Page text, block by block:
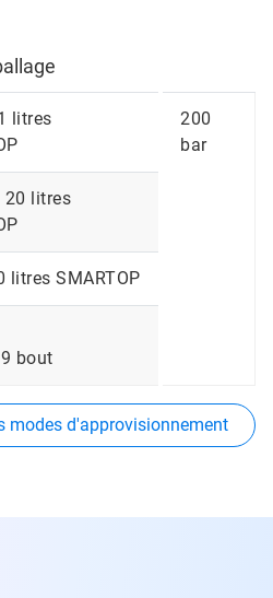
litres
200
bar
20 litres
litres SMARTOP
bout
modes d'approvisionnement